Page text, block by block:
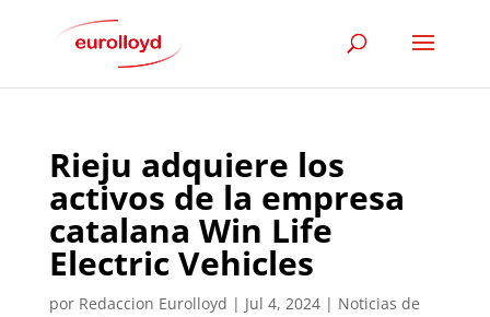
Rieju adquiere los
activos de la empresa
catalana Win Life
Electric Vehicles
por Redaccion Eurolloyd | Jul 4, 2024| Noticias de